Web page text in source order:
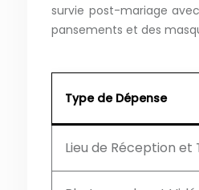
survie post-mariage
pansements et des
Type de Dépense
Lieu de Réception et